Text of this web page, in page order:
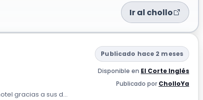
Ir al chollo
Publicado hace 2 meses
Disponible en El Corte Inglés
Publicado por CholloYa
gracias a sus d...